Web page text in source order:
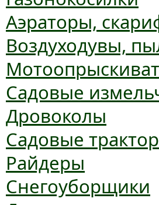
Аэраторы,
Воздуходувы,
Садовые
Дровоколы
Садовые
Райдеры
Снегоуборщики